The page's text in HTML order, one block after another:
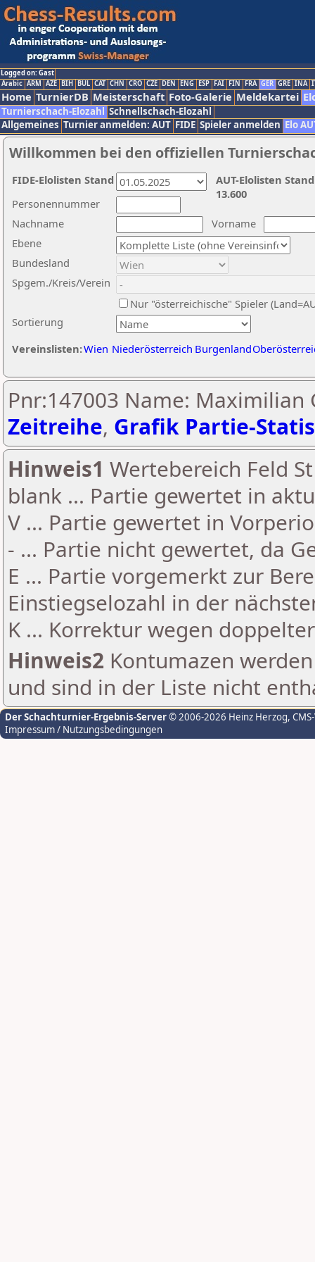
Logged on: Gast
Arabic ARM AZE BIH BUL CAT CHN CRO CZE DEN ENG ESP FAI FIN FRA GER GRE INA
Home TurnierDB Meisterschaft Foto-Galerie Meldekartei
Turnierschach-Elozahl Schnellschach-Elozahl
Allgemeines Turnier anmelden: AUT FIDE Spieler anmelden Elo
Willkommen bei den offiziellen
Nachname
Vorname
Ebene
Sortierung
Personennummer
Bundesland
Spgem./Kreis/Verein
Nur "österreichische" Spieler
Vereinslisten:Wien Niederösterreich Burgenland
AUT-Elolisten
13.600
FIDE-Elolisten Stand
Pnr:147003 Name: Maximilian
Zeitreihe, Grafik Partie-
Hinweis1 Wertebereich Feld
blank ... Partie gewertet in
V ... Partie gewertet in
- ... Partie nicht gewertet, da
E ... Partie vorgemerkt zur
Einstiegselozahl in der
K ... Korrektur wegen
Hinweis2 Kontumazen
und sind in der Liste nicht
Der Schachturnier-Ergebnis-Server© 2006-2026 Heinz Herzog,
Impressum / Nutzungsbedingungen